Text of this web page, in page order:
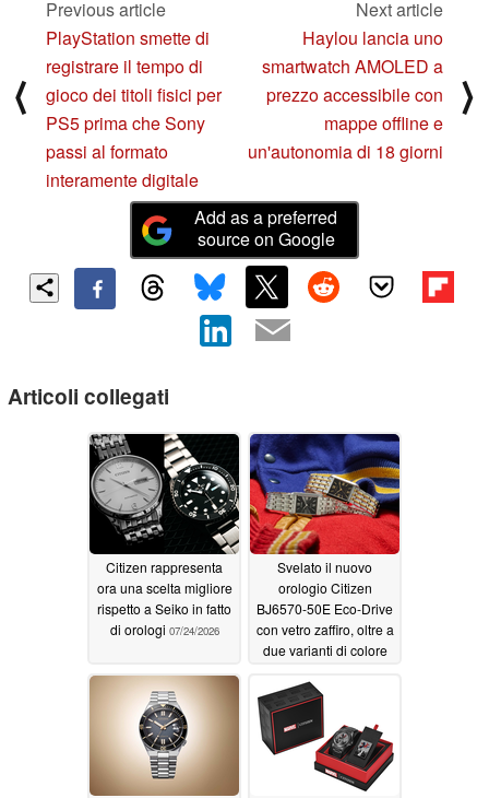
⟨
Previous article
PlayStation smette di
registrare il tempo di
gioco dei titoli fisici per
PS5 prima che Sony
passi al formato
interamente digitale
Next article
Haylou lancia uno
smartwatch AMOLED a
prezzo accessibile con
mappe offline e
un'autonomia di 18 giorni
⟩
Add as a preferred
source on Google
Articoli collegati
Citizen rappresenta
ora una scelta migliore
rispetto a Seiko in fatto
di orologi 07/24/2026
Svelato il nuovo
orologio Citizen
BJ6570-50E Eco-Drive
con vetro zaffiro, oltre a
due varianti di colore